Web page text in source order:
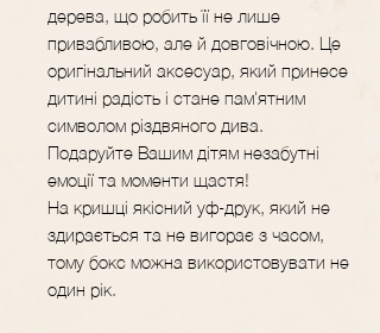
дерева, що робить її не лише
привабливою, але й довговічною. Це
оригінальний аксесуар, який принесе
дитині радість і стане пам'ятним
символом різдвяного дива.
Подаруйте Вашим дітям незабутні
емоції та моменти щастя!​​​​​​​​​​​​​​
​​​​​​​На кришці якісний уф-друк, який не
здирається та не вигорає з часом,
тому бокс можна використовувати не
один рік.